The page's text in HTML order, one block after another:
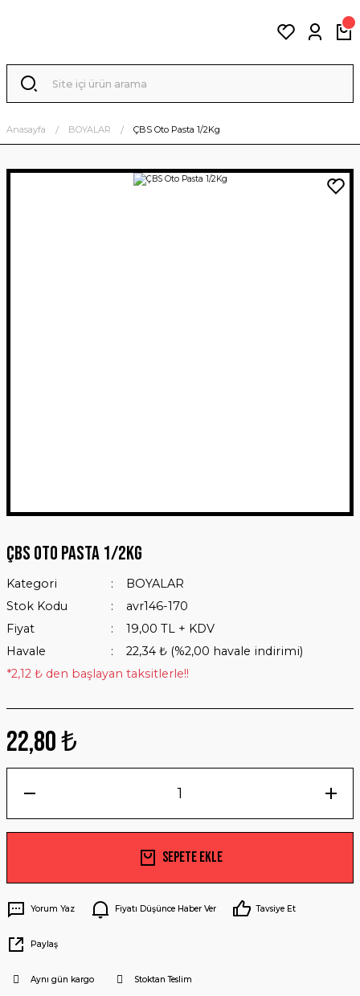
Anasayfa BOYALAR ÇBS Oto Pasta 1/2Kg
ÇBS Oto Pasta 1/2Kg
Kategori
BOYALAR
Stok Kodu
avr146-170
Fiyat
19,00 TL + KDV
Havale
22,34 ₺ (%2,00 havale indirimi)
*2,12 ₺ den başlayan taksitlerle!!
22,80 ₺
Sepete Ekle
Yorum Yaz Fiyatı Düşünce Haber Ver Tavsiye Et
Paylaş
Aynı gün kargo Stoktan Teslim